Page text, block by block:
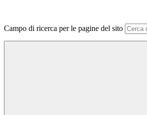
Campo di ricerca per le pagine del sito